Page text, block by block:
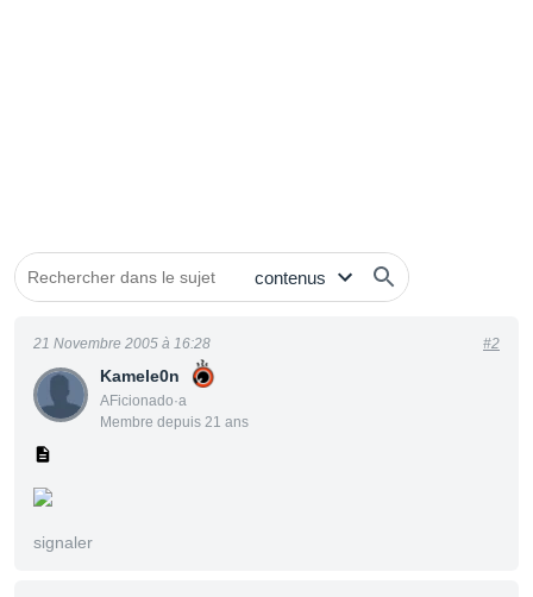
Kamele0n
AFicionado·a
Membre depuis 21 ans
21 Novembre 2005 à 16:28 #2
signaler